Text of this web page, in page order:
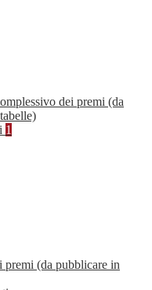
dei premi (da
1
premi (da pubblicare in